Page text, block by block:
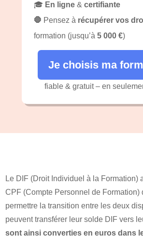
🎓 En ligne& certifiante
🛑 Pensez à récupérer vos
formation (jusqu’à 5 000 €)
Je choisis ma
fiable & gratuit – en
Le DIF (Droit Individuel à la Formation)
CPF (Compte Personnel de Formation)
permettre la transition entre les deux
peuvent transférer leur solde DIF vers
sont ainsi converties en euros dans